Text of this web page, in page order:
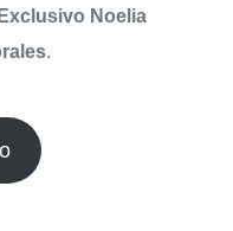
Noelia
.